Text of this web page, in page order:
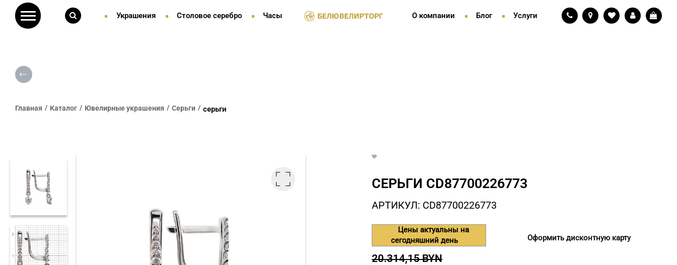
Украшения Столовое серебро Часы О компании Блог Услуги
Главная Каталог Ювелирные украшения Серьги серьги
СЕРЬГИ СD87700226773
АРТИКУЛ: СD87700226773
Цены актуальны на
сегодняшний день
Оформить дисконтную карту
20.314,15 BYN